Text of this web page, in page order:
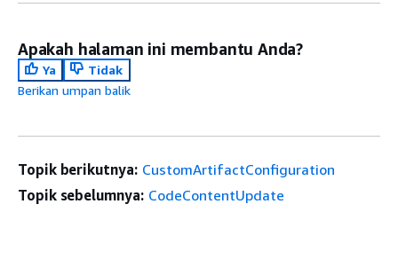
Apakah halaman ini membantu Anda?
Ya
Tidak
Berikan umpan balik
Topik berikutnya: CustomArtifactConfiguration
Topik sebelumnya: CodeContentUpdate